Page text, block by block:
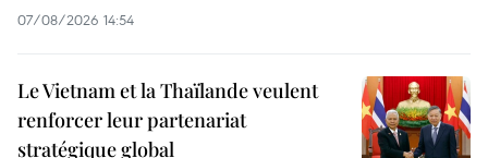
07/08/2026 14:54
Le Vietnam et la Thaïlande veulent
renforcer leur partenariat
stratégique global